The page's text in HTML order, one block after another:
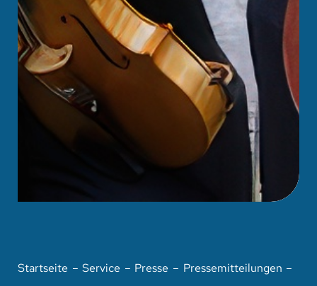
Startseite Service Presse
Pressemitteilungen